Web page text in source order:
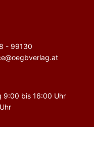
- 99130
9:00 bis 16:00 Uhr